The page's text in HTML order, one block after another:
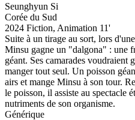
Seunghyun Si
Corée du Sud
2024 Fiction, Animation 11'
Suite à un tirage au sort, lors
Minsu gagne un "dalgona" : une
géant. Ses camarades voudraient
manger tout seul. Un poisson
airs et mange Minsu à son tour.
le poisson, il assiste au spectacle
nutriments de son organisme.
Générique